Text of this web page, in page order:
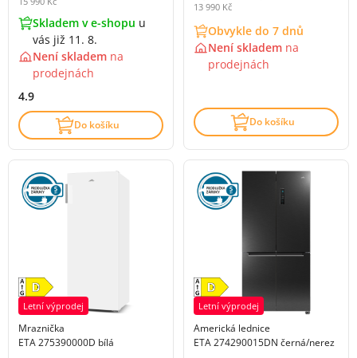
Skladem v e-shopu u
vás již 11. 8.
Není skladem na
prodejnách
4.9
Do košíku
13 990 Kč
Obvykle do 7 dnů
Není skladem na
prodejnách
Do košíku
Letní výprodej
Mraznička
ETA 275390000D bílá
Letní výprodej
Americká lednice
ETA 274290015DN černá/nerez